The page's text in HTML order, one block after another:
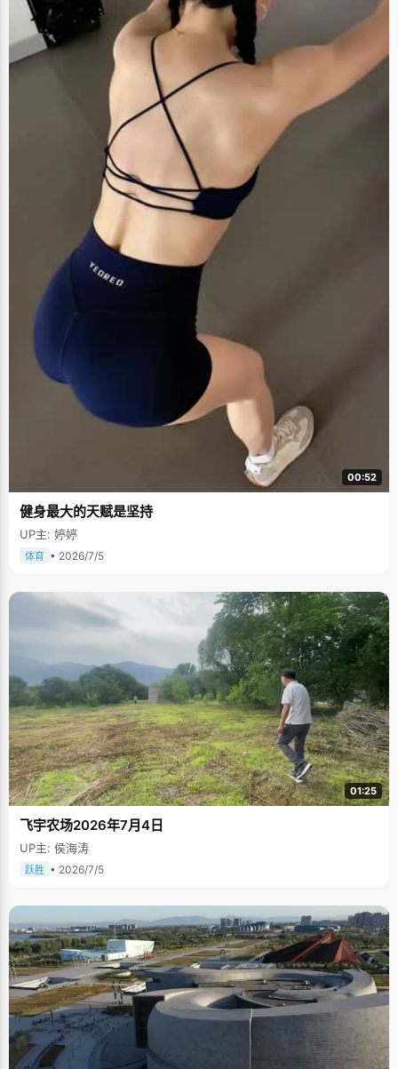
00:52
健身最大的天赋是坚持
UP主: 婷婷
体育 • 2026/7/5
01:25
飞宇农场2026年7月4日
UP主: 侯海涛
跃胜 • 2026/7/5